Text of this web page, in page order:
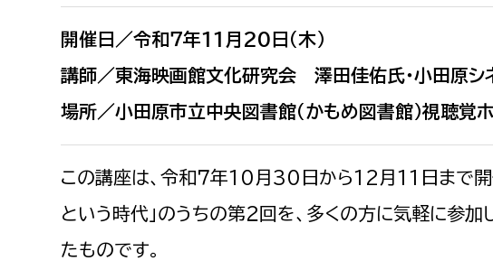
高齢者
障がい者
事業者
労働者
都
市
地域政策課
地域安全課
人権・男女共同参画課
福祉健康部
開催日／令和７年11月20日（木）
講師／東海映画館文化研究会 澤田佳佑氏・小田原
場所／小田原市立中央図書館（かもめ図書館）視聴覚
この講座は、令和７年10月30日から12月11日まで開
という時代」のうちの第２回を、多くの方に気軽に参
たものです。